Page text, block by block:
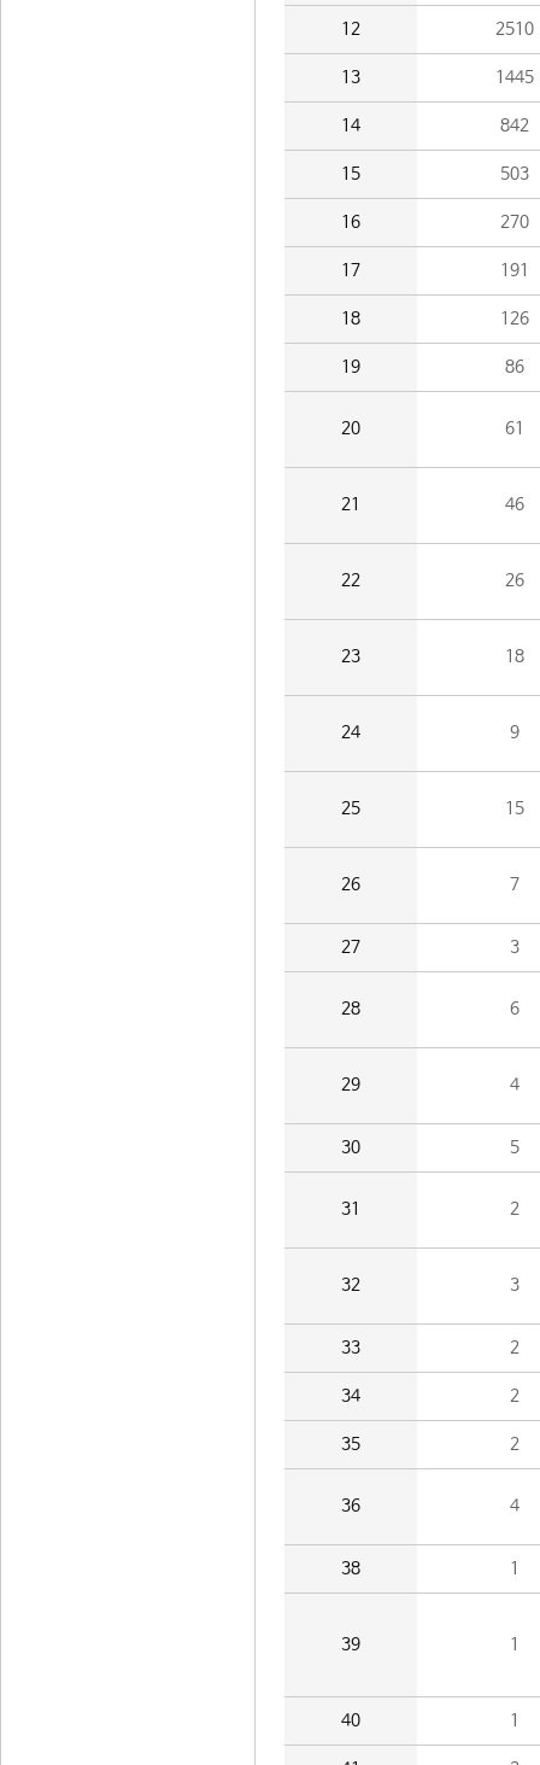
12 2510
13 1445
14 842
15 503
16 270
17 191
18 126
19 86
20 61
21 46
22 26
23 18
24 9
25 15
26 7
27 3
28 6
29 4
30 5
31 2
32 3
33 2
34 2
35 2
36 4
38 1
39 1
40 1